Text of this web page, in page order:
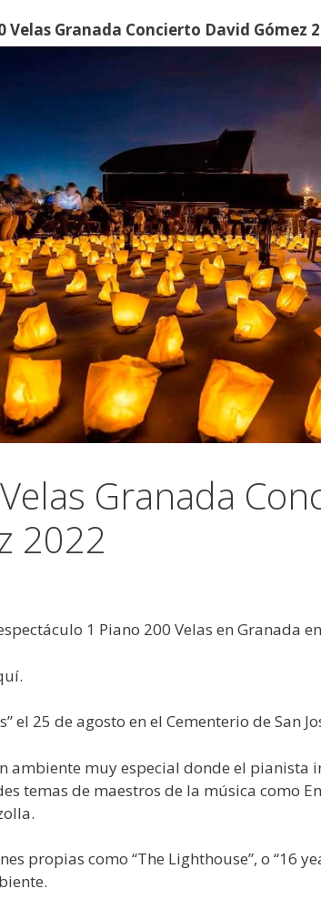
Velas Granada Concierto David Gómez
Granada
2022
1 Piano 200 Velas en Granada
el 25 de agosto en el Cementerio de San
ambiente muy especial donde el pianista
temas de maestros de la música como
propias como “The Lighthouse”, o “16